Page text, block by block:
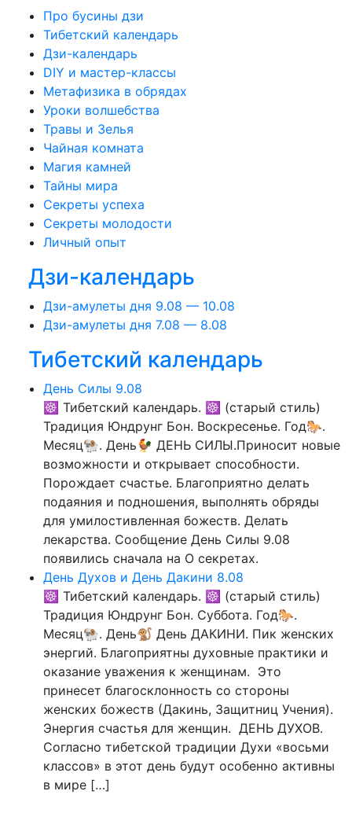
Про бусины дзи
Тибетский календарь
Дзи-календарь
DIY и мастер-классы
Метафизика в обрядах
Уроки волшебства
Травы и Зелья
Чайная комната
Магия камней
Тайны мира
Секреты успеха
Секреты молодости
Личный опыт
Дзи-календарь
Дзи-амулеты дня 9.08 — 10.08
Дзи-амулеты дня 7.08 — 8.08
Тибетский календарь
День Силы 9.08
☸ Тибетский календарь. ☸ (старый стиль)
Традиция Юндрунг Бон. Воскресенье. Год🐎.
Месяц🐏. День🐓 ДЕНЬ СИЛЫ.Приносит новые
возможности и открывает способности.
Порождает счастье. Благоприятно делать
подаяния и подношения, выполнять обряды
для умилостивленная божеств. Делать
лекарства. Сообщение День Силы 9.08
появились сначала на О секретах.
День Духов и День Дакини 8.08
☸ Тибетский календарь. ☸ (старый стиль)
Традиция Юндрунг Бон. Суббота. Год🐎.
Месяц🐏. День🐒 День ДАКИНИ. Пик женских
энергий. Благоприятны духовные практики и
оказание уважения к женщинам. Это
принесет благосклонность со стороны
женских божеств (Дакинь, Защитниц Учения).
Энергия счастья для женщин. ДЕНЬ ДУХОВ.
Согласно тибетской традиции Духи «восьми
классов» в этот день будут особенно активны
в мире […]